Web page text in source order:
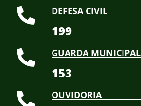
DEFESA CIVIL
199
GUARDA MUNICIPAL
153
OUVIDORIA